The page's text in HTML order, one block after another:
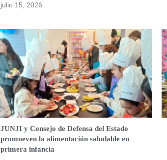
julio 15, 2026
JUNJI y Consejo de Defensa del Estado
promueven la alimentación saludable en
primera infancia